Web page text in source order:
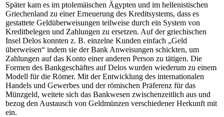
Später kam es im ptolemäischen Ägypten und im hellenistischen
Griechenland zu einer Erneuerung des Kreditsystems, dass es
gestattete Geldüberweisungen teilweise durch ein System von
Kreditbelegen und Zahlungen zu ersetzen. Auf der griechischen
Insel Delos konnten z. B. einzelne Kunden einfach „Geld
überweisen“ indem sie der Bank Anweisungen schickten, um
Zahlungen auf das Konto einer anderen Person zu tätigen. Die
Formen des Bankgeschäftes auf Delos wurden wiederum zu einem
Modell für die Römer. Mit der Entwicklung des internationalen
Handels und Gewerbes und der römischen Präferenz für das
Münzgeld, weitete sich das Bankwesen zwischenzeitlich aus und
bezog den Austausch von Geldmünzen verschiedener Herkunft mit
ein.